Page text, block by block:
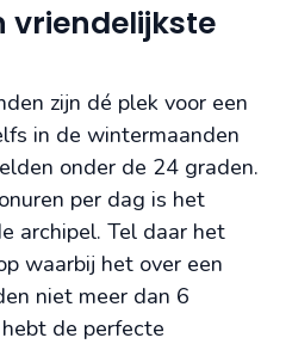
vriendelijkste
zijn dé plek voor een
in de wintermaanden
onder de 24 graden.
per dag is het
archipel. Tel daar het
waarbij het over een
niet meer dan 6
de perfecte